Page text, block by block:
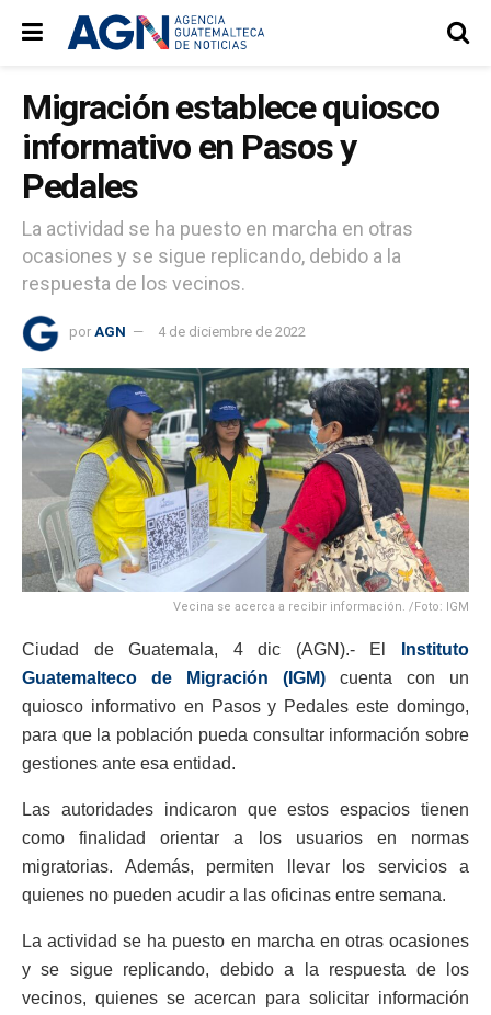
Migración establece quiosco
informativo en Pasos y
Pedales
La actividad se ha puesto en marcha en otras
ocasiones y se sigue replicando, debido a la
respuesta de los vecinos.
por AGN 4 de diciembre de 2022
Vecina se acerca a recibir información. /Foto: IGM
Ciudad de Guatemala, 4 dic (AGN).- El
Instituto
Guatemalteco de Migración (IGM) cuenta con un
quiosco informativo en Pasos y Pedales este domingo,
para que la población pueda consultar información sobre
gestiones ante esa entidad.
Las autoridades indicaron que estos espacios tienen
como finalidad orientar a los usuarios en normas
migratorias. Además, permiten llevar los servicios a
quienes no pueden acudir a las oficinas entre semana.
La actividad se ha puesto en marcha en otras ocasiones
y se sigue replicando, debido a la respuesta de los
vecinos, quienes se acercan para solicitar información